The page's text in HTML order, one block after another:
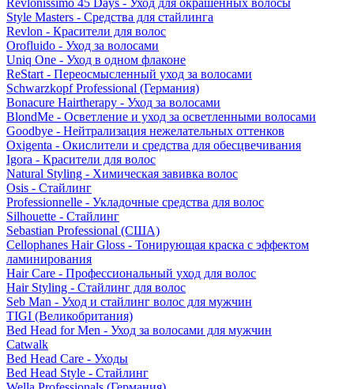
Revlonissimo 45 Days - Уход для окрашенных волосы
Style Masters - Средства для стайлинга
Revlon - Красители для волос
Orofluido - Уход за волосами
Uniq One - Уход в одном флаконе
ReStart - Переосмысленный уход за волосами
Schwarzkopf Professional (Германия)
Bonacure Hairtherapy - Уход за волосами
BlondMe - Осветление и уход за осветленными волосами
Goodbye - Нейтрализация нежелательных оттенков
Oxigenta - Окислители и средства для обесцвечивания
Igora - Красители для волос
Natural Styling - Химическая завивка волос
Osis - Стайлинг
Professionnelle - Укладочные средства для волос
Silhouette - Стайлинг
Sebastian Professional (США)
Cellophanes Hair Gloss - Тонирующая краска с эффектом
ламинирования
Hair Care - Профессиональный уход для волос
Hair Styling - Стайлинг для волос
Seb Man - Уход и стайлинг волос для мужчин
TIGI (Великобритания)
Bed Head for Men - Уход за волосами для мужчин
Catwalk
Bed Head Care - Уходы
Bed Head Style - Стайлинг